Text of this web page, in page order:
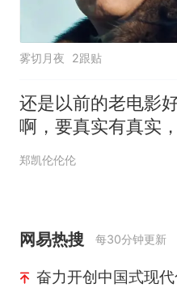
雾切月夜 2跟贴
还是以前的老电影
啊，要真实有真实
度有深度
郑凯伦伦伦
网易热搜 每30分钟更新
奋力开创中国式现